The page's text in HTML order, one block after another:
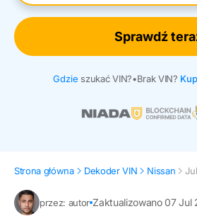
Sprawdź
Gdzie szukać VIN?•Brak VIN?
Strona główna Dekoder VIN Nissan
przez: autor Zaktualizowano 07 Jul